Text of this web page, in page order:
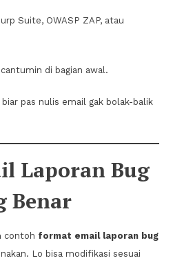
Suite, OWASP ZAP, atau
di bagian awal.
pas nulis email gak bolak-balik
Laporan Bug
Benar
contoh format email laporan bug
Lo bisa modifikasi sesuai